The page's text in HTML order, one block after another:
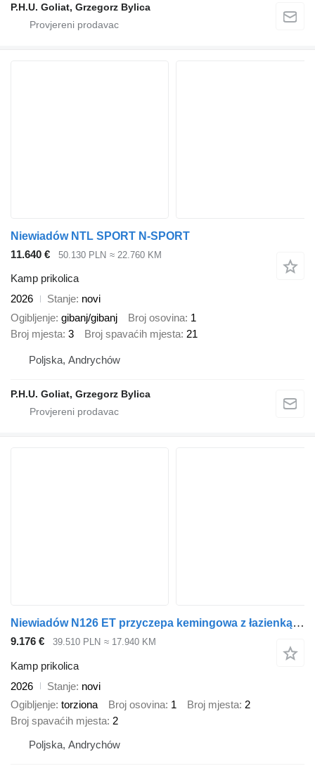
P.H.U. Goliat, Grzegorz Bylica
Niewiadów NTL SPORT N-SPORT
11.640 €
50.130 PLN ≈ 22.760 KM
Kamp prikolica
2026
Stanje novi
Ogibljenje gibanj/gibanj Broj osovina 1
Broj mjesta 3 Broj spavaćih mjesta 21
Poljska, Andrychów
P.H.U. Goliat, Grzegorz Bylica
Niewiadów N126 ET przyczepa kemingowa z łazienką BEST PRICE
9.176 € 39.510 PLN ≈ 17.940 KM
Kamp prikolica
2026
Stanje novi
Ogibljenje torziona Broj osovina 1 Broj mjesta 2
Broj spavaćih mjesta 2
Poljska, Andrychów